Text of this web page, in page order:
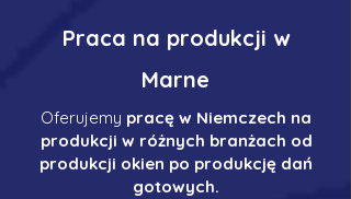
Praca na produkcji w
Marne
Oferujemy pracę w Niemczech na
produkcji w różnych branżach od
produkcji okien po produkcję dań
gotowych.